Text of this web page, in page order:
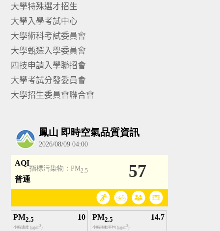
大學特殊選才招生
大學入學考試中心
大學術科考試委員會
大學甄選入學委員會
四技申請入學聯招會
大學考試分發委員會
大學招生委員會聯合會